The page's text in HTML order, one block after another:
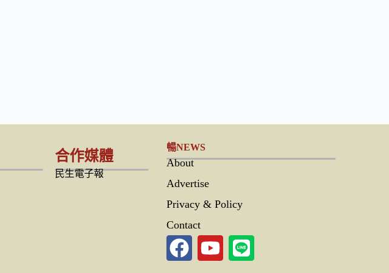
合作媒體
民生電子報
暢NEWS
About
Advertise
Privacy & Policy
Contact